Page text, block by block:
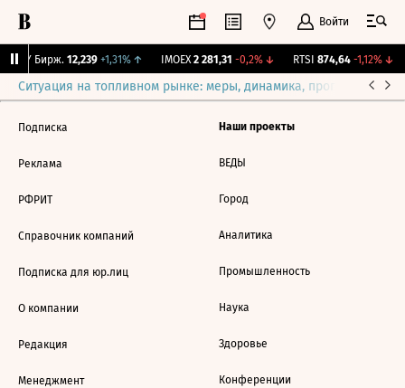
Войти
CNY Бирж. 12,239 +1,31%↑ IMOEX 2 281,31 -0,2%↓ RTSI 874,64 -1,12%↓
Ситуация на топливном рынке: меры, динамика, прогнозы
Подписка
Реклама
РФРИТ
Справочник компаний
Подписка для юр.лиц
О компании
Редакция
Менеджмент
Наши проекты
ВЕДЫ
Город
Аналитика
Промышленность
Наука
Здоровье
Конференции